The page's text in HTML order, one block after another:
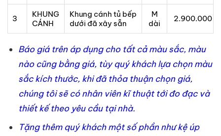
3
KHUNG
CÁNH
Khung cánh tủ bếp
dưới đã xây sẵn
M
dài
2.900.000
Báo giá trên áp dụng cho tất cả màu sắc, màu
nào cũng bằng giá, tùy quý khách lựa chọn màu
sắc kích thước, khi đã thỏa thuận chọn giá,
chúng tôi sẽ có nhân viên kĩ thuật tới đo đạc và
thiết kế theo yêu cầu tại nhà.
Tặng thêm quý khách một số phần như kệ úp